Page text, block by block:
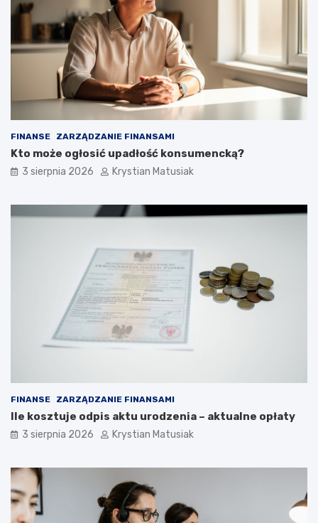
FINANSE ZARZĄDZANIE FINANSAMI
Kto może ogłosić upadłość konsumencką?
3 sierpnia 2026 Krystian Matusiak
FINANSE ZARZĄDZANIE FINANSAMI
Ile kosztuje odpis aktu urodzenia – aktualne opłaty
3 sierpnia 2026 Krystian Matusiak